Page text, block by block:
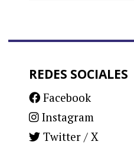
REDES SOCIALES
Facebook
Instagram
Twitter / X